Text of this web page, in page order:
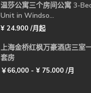
温莎公寓三个房间公寓 3-
Unit in Windso...
¥ 24.900/月起
上海金桥红枫万豪酒店三室
套房
￥66,000 - ¥ 75.000/月